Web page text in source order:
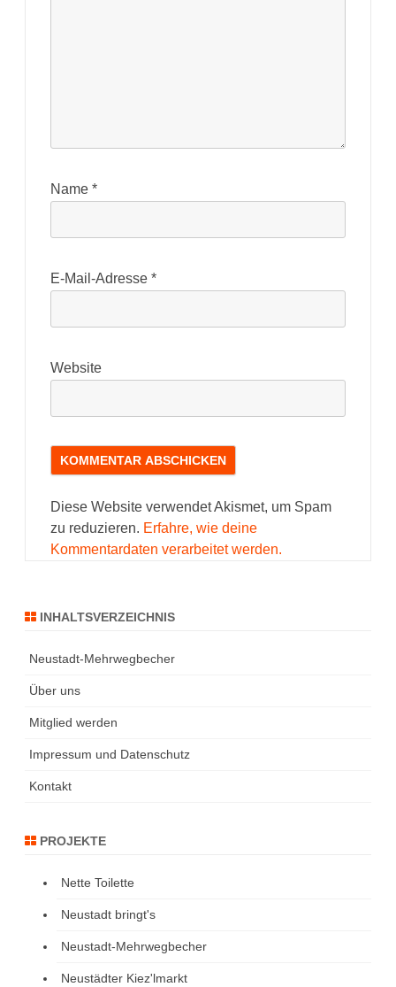
Name *
E-Mail-Adresse *
Website
Diese Website verwendet Akismet, um Spam
zu reduzieren. Erfahre, wie deine
Kommentardaten verarbeitet werden.
INHALTSVERZEICHNIS
Neustadt-Mehrwegbecher
Über uns
Mitglied werden
Impressum und Datenschutz
Kontakt
PROJEKTE
Nette Toilette
Neustadt bringt's
Neustadt-Mehrwegbecher
Neustädter Kiez'lmarkt